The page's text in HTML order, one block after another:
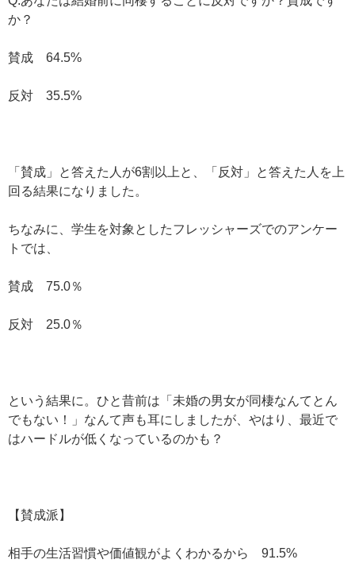
か？
賛成 64.5%
反対 35.5%
「賛成」と答えた人が6割以上と、「反対」と答えた人を上
回る結果になりました。
ちなみに、学生を対象としたフレッシャーズでのアンケー
トでは、
賛成 75.0％
反対 25.0％
という結果に。ひと昔前は「未婚の男女が同棲なんてとん
でもない！」なんて声も耳にしましたが、やはり、最近で
はハードルが低くなっているのかも？
【賛成派】
相手の生活習慣や価値観がよくわかるから 91.5%